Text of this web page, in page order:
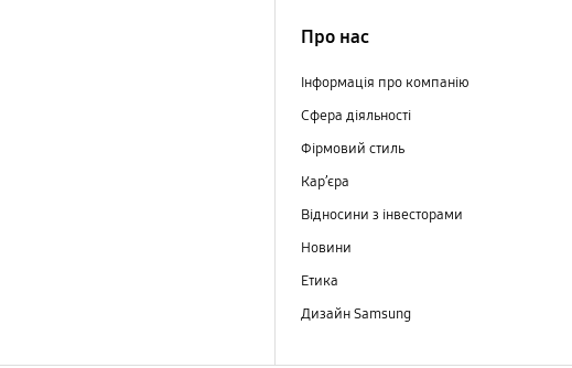
Про нас
Інформація про компанію
Сфера діяльності
Фірмовий стиль
Кар’єра
Відносини з інвесторами
Новини
Етика
Дизайн Samsung